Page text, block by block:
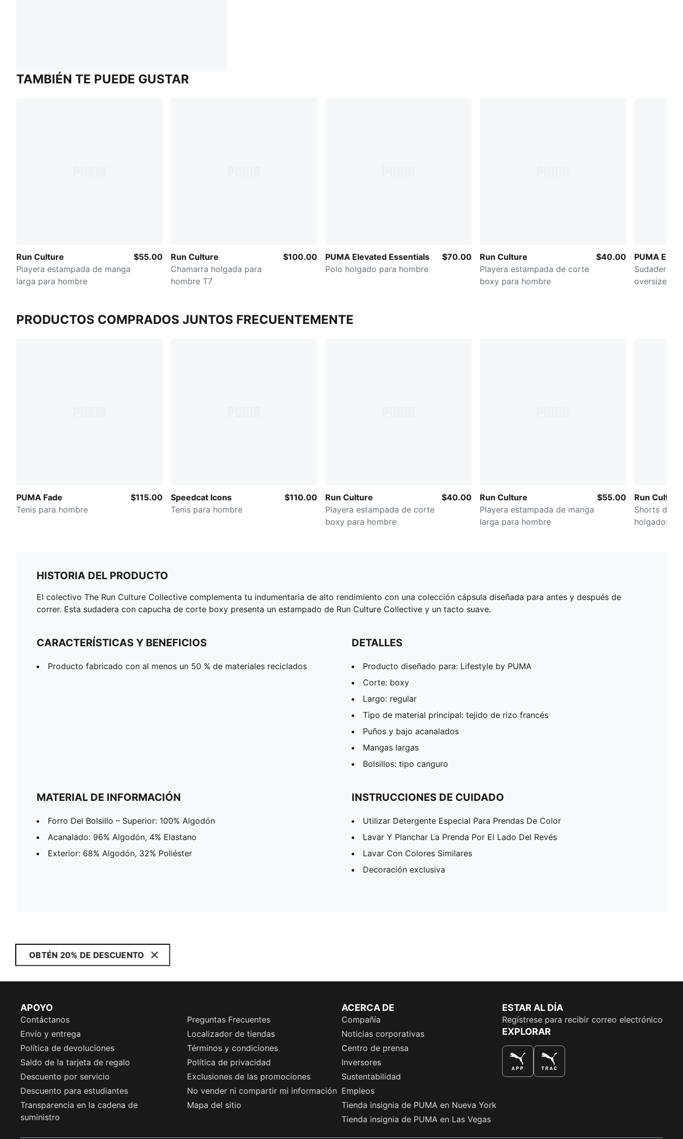
TAMBIÉN TE PUEDE GUSTAR
Run Culture
Playera estampada de manga
larga para hombre
$55.00
Run Culture
Chamarra holgada para
hombre T7
$100.00
PUMA Elevated Essentials
Polo holgado para hombre
$70.00
Run Culture
Playera estampada de corte
boxy para hombre
$40.00
PUMA
Sudadera
oversized
PRODUCTOS COMPRADOS JUNTOS FRECUENTEMENTE
PUMA Fade
Tenis para hombre
$115.00
Speedcat Icons
Tenis para hombre
$110.00
Run Culture
Playera estampada de corte
boxy para hombre
$40.00
Run Culture
Playera estampada de manga
larga para hombre
$55.00
Run Culture
Shorts de
holgados
HISTORIA DEL PRODUCTO
El colectivo The Run Culture Collective complementa tu indumentaria de alto rendimiento con una colección cápsula diseñada para antes y después de
correr. Esta sudadera con capucha de corte boxy presenta un estampado de Run Culture Collective y un tacto suave.
CARACTERÍSTICAS Y BENEFICIOS
Producto fabricado con al menos un 50 % de materiales reciclados
DETALLES
Producto diseñado para: Lifestyle by PUMA
Corte: boxy
Largo: regular
Tipo de material principal: tejido de rizo francés
Puños y bajo acanalados
Mangas largas
Bolsillos: tipo canguro
MATERIAL DE INFORMACIÓN
Forro Del Bolsillo – Superior: 100% Algodón
Acanalado: 96% Algodón, 4% Elastano
Exterior: 68% Algodón, 32% Poliéster
INSTRUCCIONES DE CUIDADO
Utilizar Detergente Especial Para Prendas De Color
Lavar Y Planchar La Prenda Por El Lado Del Revés
Lavar Con Colores Similares
Decoración exclusiva
OBTÉN 20% DE DESCUENTO
APOYO
Contáctanos
Preguntas Frecuentes
Envío y entrega
Localizador de tiendas
Política de devoluciones
Términos y condiciones
Saldo de la tarjeta de regalo
Política de privacidad
Descuento por servicio
Exclusiones de las promociones
Descuento para estudiantes
No vender ni compartir mi información
Transparencia en la cadena de
suministro
Mapa del sitio
ACERCA DE
Compañía
Noticias corporativas
Centro de prensa
Inversores
Sustentabilidad
Empleos
Tienda insignia de PUMA en Nueva York
Tienda insignia de PUMA en Las Vegas
ESTAR AL DÍA
Regístrese para recibir correo electrónico
EXPLORAR